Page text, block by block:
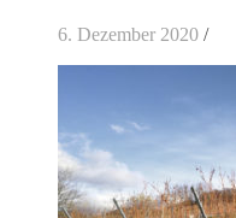
6. Dezember 2020 /